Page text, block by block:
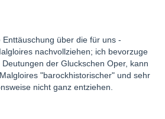
über die für uns -
nachvollziehen; ich bevorzuge
der Gluckschen Oper, kann
"barockhistorischer" und sehr
nicht ganz entziehen.